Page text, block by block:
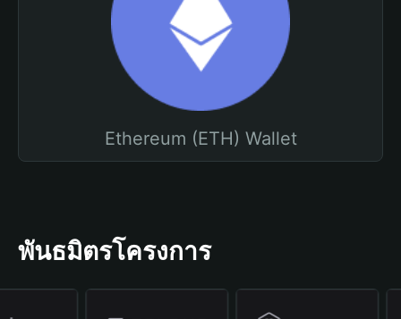
Ethereum (ETH) Wallet
พันธมิตรโครงการ